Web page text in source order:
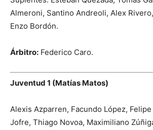
Almeroni, Santino Andreoli, Alex
Enzo Bordón.
Árbitro: Federico Caro.
Juventud 1 (Matías Matos)
Alexis Azparren, Facundo López,
Jofre, Thiago Novoa, Maximiliano